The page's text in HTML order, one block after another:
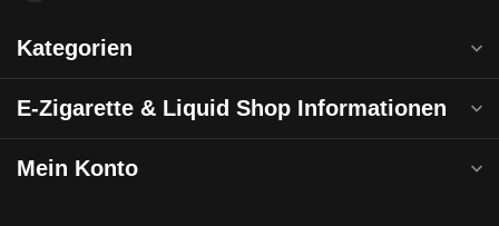
Kategorien
E-Zigarette & Liquid Shop Informationen
Mein Konto